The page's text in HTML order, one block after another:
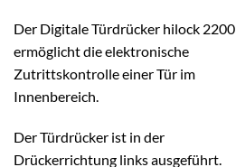
Der Digitale Türdrücker hilock 2200
ermöglicht die elektronische
Zutrittskontrolle einer Tür im
Innenbereich.
Der Türdrücker ist in der
Drückerrichtung links ausgeführt.